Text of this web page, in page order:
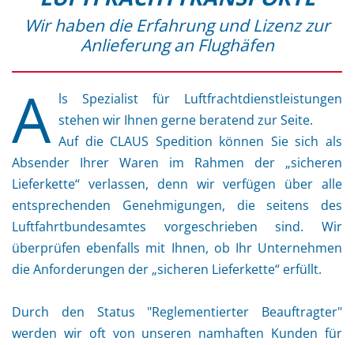
Wir haben die Erfahrung und Lizenz zur
Anlieferung an Flughäfen
A ls Spezialist für Luftfrachtdienstleistungen
stehen wir Ihnen gerne beratend zur Seite.
Auf die CLAUS Spedition können Sie sich als
Absender Ihrer Waren im Rahmen der „sicheren
Lieferkette“ verlassen, denn wir verfügen über alle
entsprechenden Genehmigungen, die seitens des
Luftfahrtbundesamtes vorgeschrieben sind. Wir
überprüfen ebenfalls mit Ihnen, ob Ihr Unternehmen
die Anforderungen der „sicheren Lieferkette“ erfüllt.
Durch den Status "Reglementierter Beauftragter"
werden wir oft von unseren namhaften Kunden für